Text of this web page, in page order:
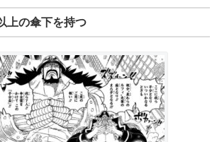
上の傘下を持つ